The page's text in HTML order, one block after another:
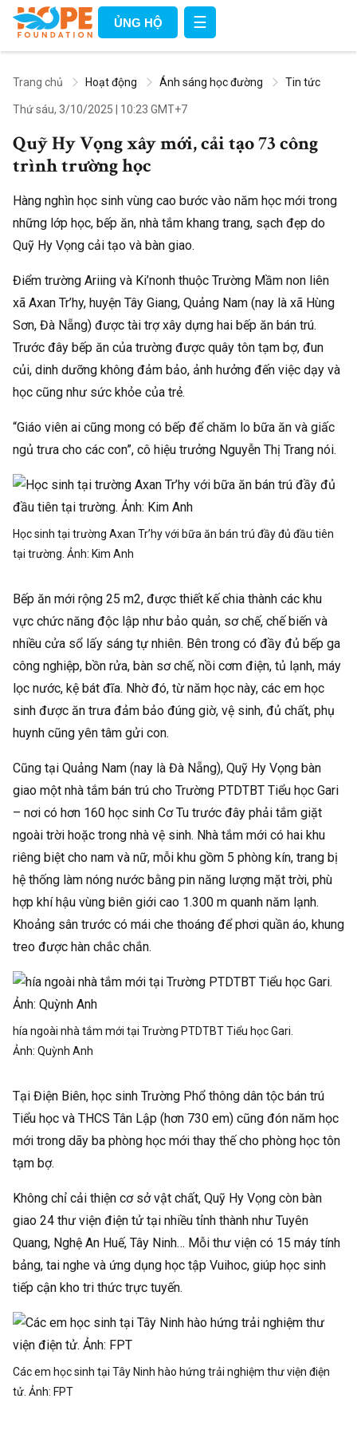
ỦNG HỘ ☰
Trang chủ Hoạt động Ánh sáng học đường Tin tức
Thứ sáu, 3/10/2025 10:23 GMT+7
Quỹ Hy Vọng xây mới, cải tạo 73 công
trình trường học
Hàng nghìn học sinh vùng cao bước vào năm học mới trong
những lớp học, bếp ăn, nhà tắm khang trang, sạch đẹp do
Quỹ Hy Vọng cải tạo và bàn giao.
Điểm trường Ariing và Ki’nonh thuộc Trường Mầm non liên
xã Axan Tr’hy, huyện Tây Giang, Quảng Nam (nay là xã Hùng
Sơn, Đà Nẵng) được tài trợ xây dựng hai bếp ăn bán trú.
Trước đây bếp ăn của trường được quây tôn tạm bợ, đun
củi, dinh dưỡng không đảm bảo, ảnh hưởng đến việc dạy và
học cũng như sức khỏe của trẻ.
“Giáo viên ai cũng mong có bếp để chăm lo bữa ăn và giấc
ngủ trưa cho các con”, cô hiệu trưởng Nguyễn Thị Trang nói.
Học sinh tại trường Axan Tr’hy với bữa ăn bán trú đầy đủ đầu tiên
tại trường. Ảnh: Kim Anh
Bếp ăn mới rộng 25 m2, được thiết kế chia thành các khu
vực chức năng độc lập như bảo quản, sơ chế, chế biến và
nhiều cửa sổ lấy sáng tự nhiên. Bên trong có đầy đủ bếp ga
công nghiệp, bồn rửa, bàn sơ chế, nồi cơm điện, tủ lạnh, máy
lọc nước, kệ bát đĩa. Nhờ đó, từ năm học này, các em học
sinh được ăn trưa đảm bảo đúng giờ, vệ sinh, đủ chất, phụ
huynh cũng yên tâm gửi con.
Cũng tại Quảng Nam (nay là Đà Nẵng), Quỹ Hy Vọng bàn
giao một nhà tắm bán trú cho Trường PTDTBT Tiểu học Gari
– nơi có hơn 160 học sinh Cơ Tu trước đây phải tắm giặt
ngoài trời hoặc trong nhà vệ sinh. Nhà tắm mới có hai khu
riêng biệt cho nam và nữ, mỗi khu gồm 5 phòng kín, trang bị
hệ thống làm nóng nước bằng pin năng lượng mặt trời, phù
hợp khí hậu vùng biên giới cao 1.300 m quanh năm lạnh.
Khoảng sân trước có mái che thoáng để phơi quần áo, khung
treo được hàn chắc chắn.
hía ngoài nhà tắm mới tại Trường PTDTBT Tiểu học Gari.
Ảnh: Quỳnh Anh
Tại Điện Biên, học sinh Trường Phổ thông dân tộc bán trú
Tiểu học và THCS Tân Lập (hơn 730 em) cũng đón năm học
mới trong dãy ba phòng học mới thay thế cho phòng học tôn
tạm bợ.
Không chỉ cải thiện cơ sở vật chất, Quỹ Hy Vọng còn bàn
giao 24 thư viện điện tử tại nhiều tỉnh thành như Tuyên
Quang, Nghệ An Huế, Tây Ninh… Mỗi thư viện có 15 máy tính
bảng, tai nghe và ứng dụng học tập Vuihoc, giúp học sinh
tiếp cận kho tri thức trực tuyến.
Các em học sinh tại Tây Ninh hào hứng trải nghiệm thư viện điện
tử. Ảnh: FPT